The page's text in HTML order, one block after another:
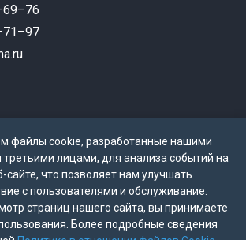
конфиденциальности
файлы cookie, разработанные нашими
третьими лицами, для анализа событий на
что позволяет нам улучшать
с пользователями и обслуживание.
страниц нашего сайта, вы принимаете
Более подробные сведения